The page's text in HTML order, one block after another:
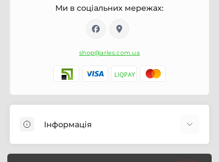
Ми в соціальних мережах:
shop@arles.com.ua
Інформація